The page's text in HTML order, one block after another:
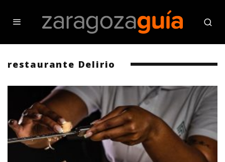
restaurante Delirio